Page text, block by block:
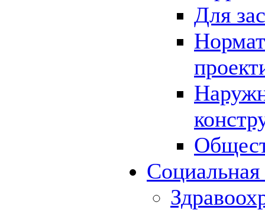
Для